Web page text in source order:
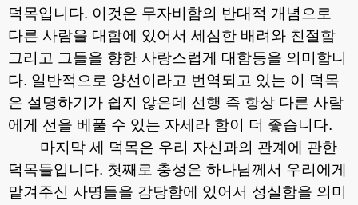
덕목입니다. 이것은 무자비함의 반대적 개념으로
다른 사람을 대함에 있어서 세심한 배려와 친절함
그리고 그들을 향한 사랑스럽게 대함등을 의미합니
다. 일반적으로 양선이라고 번역되고 있는 이 덕목
은 설명하기가 쉽지 않은데 선행 즉 항상 다른 사람
에게 선을 베풀 수 있는 자세라 함이 더 좋습니다.
마지막 세 덕목은 우리 자신과의 관계에 관한
덕목들입니다. 첫째로 충성은 하나님께서 우리에게
맡겨주신 사명들을 감당함에 있어서 성실함을 의미